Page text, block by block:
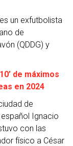
un exfutbolista
de
(QDDG) y
de máximos
en 2024
de
Ignacio
con las
físico a César